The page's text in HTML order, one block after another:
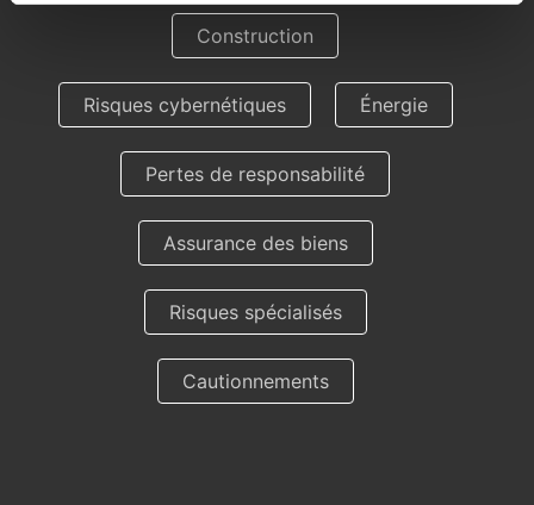
Construction
Risques cybernétiques Énergie
Pertes de responsabilité
Assurance des biens
Risques spécialisés
Cautionnements